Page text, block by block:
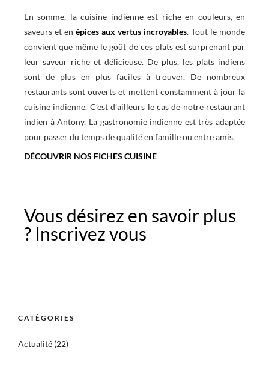
En somme, la cuisine indienne est riche en couleurs, en
saveurs et en épices aux vertus incroyables. Tout le monde
convient que même le goût de ces plats est surprenant par
leur saveur riche et délicieuse. De plus, les plats indiens
sont de plus en plus faciles à trouver. De nombreux
restaurants sont ouverts et mettent constamment à jour la
cuisine indienne. C’est d’ailleurs le cas de notre restaurant
indien à Antony. La gastronomie indienne est très adaptée
pour passer du temps de qualité en famille ou entre amis.
DÉCOUVRIR NOS FICHES CUISINE
Vous désirez en savoir plus
? Inscrivez vous
CATÉGORIES
Actualité (22)